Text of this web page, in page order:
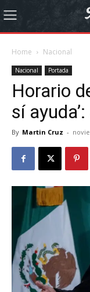
Home Nacional
Nacional Portada
Horario
sí
By Martin Cruz -